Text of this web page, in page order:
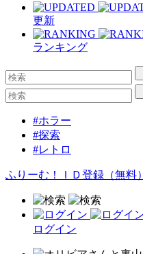
更新
ランキング
#ホラー
#探索
#レトロ
ふりーむ！ＩＤ登録（無料）
ログイン